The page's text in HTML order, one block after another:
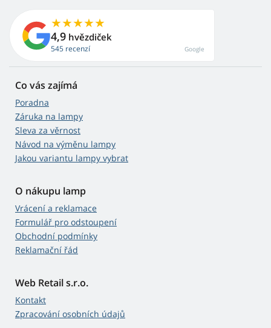
4,9 hvězdiček
545 recenzí Google
Co vás zajímá
Poradna
Záruka na lampy
Sleva za věrnost
Návod na výměnu lampy
Jakou variantu lampy vybrat
O nákupu lamp
Vrácení a reklamace
Formulář pro odstoupení
Obchodní podmínky
Reklamační řád
Web Retail s.r.o.
Kontakt
Zpracování osobních údajů